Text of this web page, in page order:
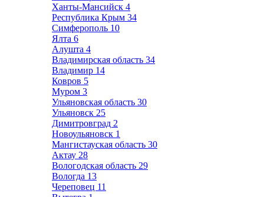
Ханты-Мансийск 4
Республика Крым 34
Симферополь 10
Ялта 6
Алушта 4
Владимирская область 34
Владимир 14
Ковров 5
Муром 3
Ульяновская область 30
Ульяновск 25
Димитровград 2
Новоульяновск 1
Мангистауская область 30
Актау 28
Вологодская область 29
Вологда 13
Череповец 11